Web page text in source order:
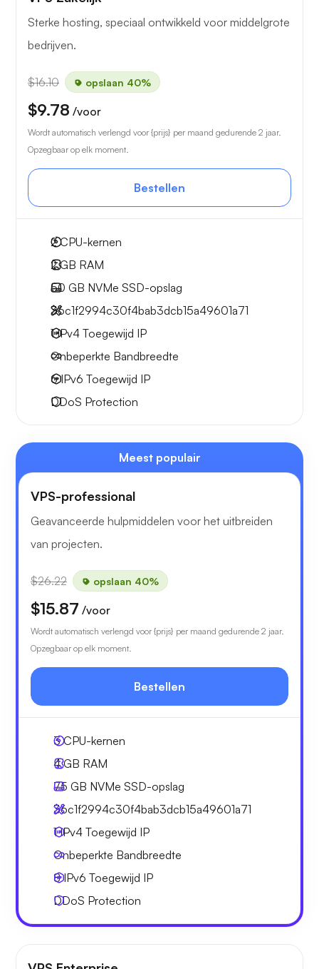
Sterke hosting, speciaal ontwikkeld voor middelgrote
bedrijven.
$16.10 opslaan 40%
$9.78 /voor
Wordt automatisch verlengd voor {prijs} per maand gedurende 2 jaar.
Opzegbaar op elk moment.
Bestellen
2CPU-kernen
2 GB RAM
50 GB NVMe SSD-opslag
36c1f2994c30f4bab3dcb15a49601a71
1 IPv4 Toegewijd IP
Onbeperkte Bandbreedte
6 IPv6 Toegewijd IP
DDoS Protection
Meest populair
VPS-professional
Geavanceerde hulpmiddelen voor het uitbreiden
van projecten.
$26.22 opslaan 40%
$15.87 /voor
Wordt automatisch verlengd voor {prijs} per maand gedurende 2 jaar.
Opzegbaar op elk moment.
Bestellen
3CPU-kernen
4 GB RAM
75 GB NVMe SSD-opslag
36c1f2994c30f4bab3dcb15a49601a71
1 IPv4 Toegewijd IP
Onbeperkte Bandbreedte
8 IPv6 Toegewijd IP
DDoS Protection